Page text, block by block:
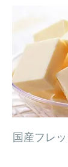
国産フレ